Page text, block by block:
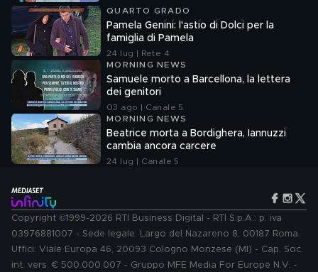
QUARTO GRADO
Pamela Genini: l'astio di Dolci per la
famiglia di Pamela
24 lug | Rete 4
MORNING NEWS
Samuele morto a Barcellona, la lettera
dei genitori
03 ago | Canale 5
MORNING NEWS
Beatrice morta a Bordighera, Iannuzzi
cambia ancora carcere
24 lug | Canale 5
Copyright ©1999-2026 RTI Business Digital - RTI S.p.A.: p. iva
03976881007 - Sede legale: Largo del Nazareno 8, 00187 Roma.
Uffici: Viale Europa 46, 20093 Cologno Monzese (MI) - Cap. Soc.
int. vers. € 500.000.007 - Gruppo MFE Media For Europe N.V. -